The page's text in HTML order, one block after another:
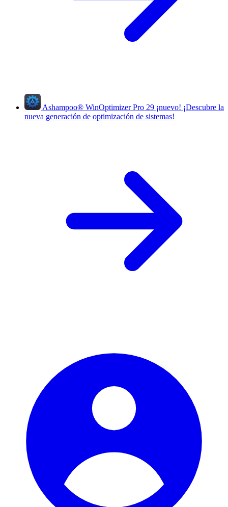
Ashampoo® WinOptimizer Pro 29 ¡nuevo! ¡Descubre la
nueva generación de optimización de sistemas!